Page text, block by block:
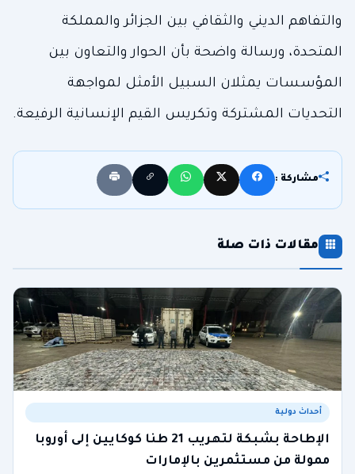
والتفاهم الديني والثقافي بين الجزائر والمملكة
المتحدة، ورسالة واضحة بأن الحوار والتعاون بين
المؤسسات يمثلان السبيل الأمثل لمواجهة
التحديات المشتركة وتكريس القيم الإنسانية الرفيعة.
مشاركة :
مقالات ذات صلة
أحداث دولية
الإطاحة بشبكة لتهريب 21 طنا كوكايين إلى أوروبا
ممولة من مستثمرين بالإمارات